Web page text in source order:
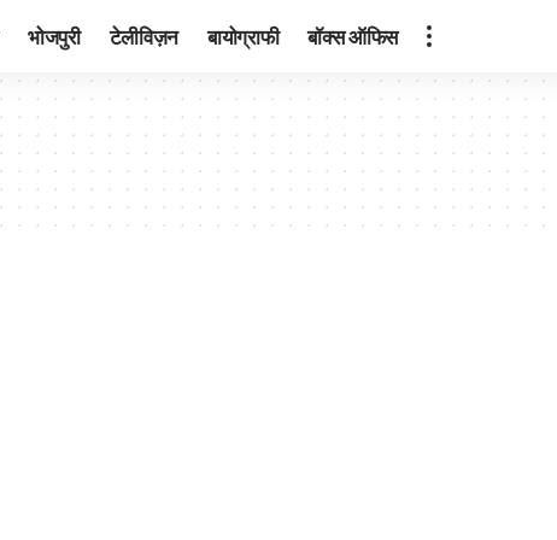
भोजपुरी टेलीविज़न बायोग्राफी बॉक्स ऑफिस